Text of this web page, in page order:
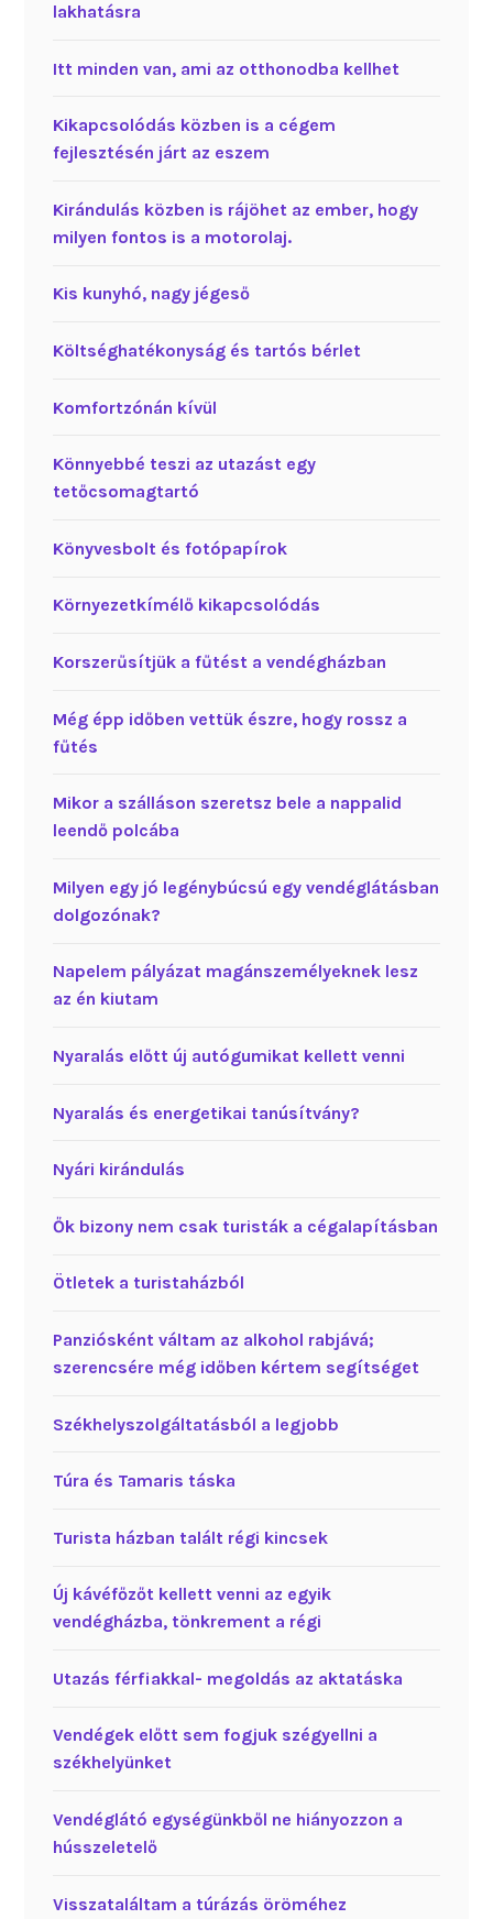
lakhatásra
Itt minden van, ami az otthonodba kellhet
Kikapcsolódás közben is a cégem
fejlesztésén járt az eszem
Kirándulás közben is rájöhet az ember, hogy
milyen fontos is a motorolaj.
Kis kunyhó, nagy jégeső
Költséghatékonyság és tartós bérlet
Komfortzónán kívül
Könnyebbé teszi az utazást egy
tetőcsomagtartó
Könyvesbolt és fotópapírok
Környezetkímélő kikapcsolódás
Korszerűsítjük a fűtést a vendégházban
Még épp időben vettük észre, hogy rossz a
fűtés
Mikor a szálláson szeretsz bele a nappalid
leendő polcába
Milyen egy jó legénybúcsú egy vendéglátásban
dolgozónak?
Napelem pályázat magánszemélyeknek lesz
az én kiutam
Nyaralás előtt új autógumikat kellett venni
Nyaralás és energetikai tanúsítvány?
Nyári kirándulás
Ők bizony nem csak turisták a cégalapításban
Ötletek a turistaházból
Panziósként váltam az alkohol rabjává;
szerencsére még időben kértem segítséget
Székhelyszolgáltatásból a legjobb
Túra és Tamaris táska
Turista házban talált régi kincsek
Új kávéfőzőt kellett venni az egyik
vendégházba, tönkrement a régi
Utazás férfiakkal- megoldás az aktatáska
Vendégek előtt sem fogjuk szégyellni a
székhelyünket
Vendéglátó egységünkből ne hiányozzon a
hússzeletelő
Visszataláltam a túrázás öröméhez